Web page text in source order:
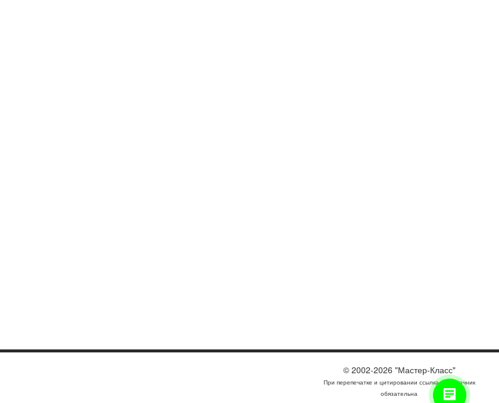
© 2002-2026 "Мастер-Класс"
При перепечатке и цитировании ссылка на источник
обязательна